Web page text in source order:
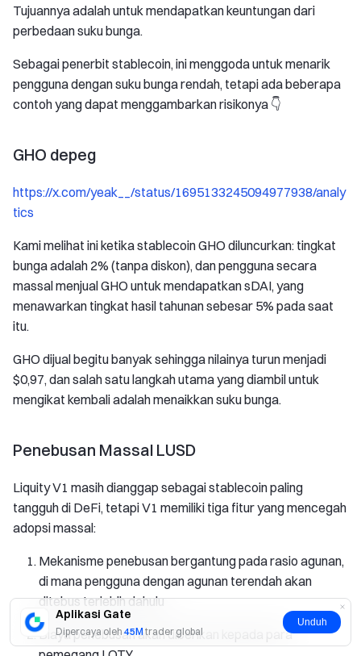
Aplikasi Gate
Dipercaya oleh 45Mtrader global
Unduh
Tujuannya adalah untuk mendapatkan keuntungan dari
perbedaan suku bunga.
Sebagai penerbit stablecoin, ini menggoda untuk menarik
pengguna dengan suku bunga rendah, tetapi ada beberapa
contoh yang dapat menggambarkan risikonya 👇
GHO depeg
https://x.com/yeak__/status/1695133245094977938/analy
tics
Kami melihat ini ketika stablecoin GHO diluncurkan: tingkat
bunga adalah 2% (tanpa diskon), dan pengguna secara
massal menjual GHO untuk mendapatkan sDAI, yang
menawarkan tingkat hasil tahunan sebesar 5% pada saat
itu.
GHO dijual begitu banyak sehingga nilainya turun menjadi
$0,97, dan salah satu langkah utama yang diambil untuk
mengikat kembali adalah menaikkan suku bunga.
Penebusan Massal LUSD
Liquity V1 masih dianggap sebagai stablecoin paling
tangguh di DeFi, tetapi V1 memiliki tiga fitur yang mencegah
adopsi massal:
Mekanisme penebusan bergantung pada rasio agunan,
di mana pengguna dengan agunan terendah akan
ditebus terlebih dahulu
Biaya penebusan akan diberikan kepada para